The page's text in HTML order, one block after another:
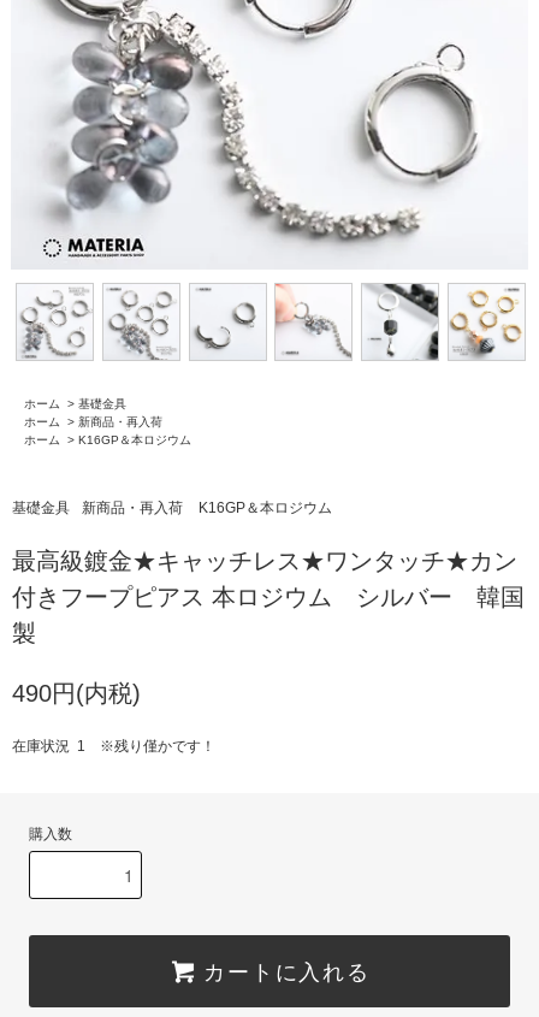
ホーム > 基礎金具
ホーム
> 新商品・再入荷
ホーム
> K16GP＆本ロジウム
基礎金具 新商品・再入荷 K16GP＆本ロジウム
最高級鍍金★キャッチレス★ワンタッチ★カン
付きフープピアス 本ロジウム シルバー 韓国
製
490円(内税)
在庫状況 1 ※残り僅かです！
購入数
カートに入れる